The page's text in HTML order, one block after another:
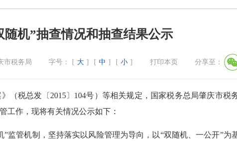
随机”抽查情况和抽查结果公示
市税务局 字号： [ 大 ] [ 中 ] [ 小 ] 打印本页 分享至：
（税总发〔2015〕104号）等相关规定，国家税务总局肇庆市税
工作，现将有关情况公示如下：
监管机制，坚持落实以风险管理为导向，以“双随机、一公开”为